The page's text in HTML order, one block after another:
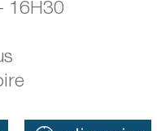
16H30